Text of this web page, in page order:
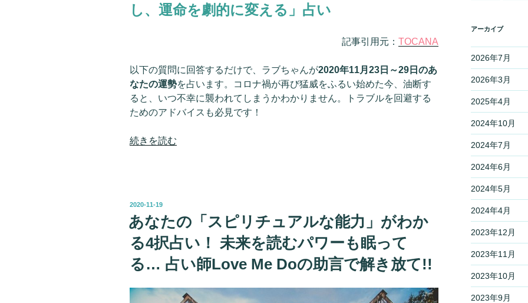
う
出
い
る
可
能
も…
の
ア
ド
バ
イ
ス！”
の
し、運命を劇的に変える」占い
記事引用元：TOCANA
以下の質問に回答するだけで、ラブちゃんが2020年11月23日～29日のあ
なたの運勢を占います。コロナ禍が再び猛威をふるい始めた今、油断す
ると、いつ不幸に襲われてしまうかわかりません。トラブルを回避する
ためのアドバイスも必見です！
“11
「今
週
あ
な
を
続きを読む
投
稿
日:
2020-11-19
あなたの「スピリチュアルな能力」がわか
る4択占い！ 未来を読むパワーも眠って
る… 占い師Love Me Doの助言で解き放て!!
アーカイブ
2026年7月
2026年3月
2025年4月
2024年10月
2024年7月
2024年6月
2024年5月
2024年4月
2023年12月
2023年11月
2023年10月
2023年9月